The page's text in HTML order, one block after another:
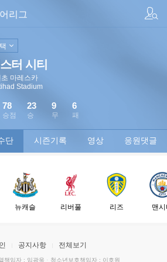
리그
터 시티
마레스카
Stadium
승점
78
승
23
무
9
패
6
단 시즌기록 영상 응원댓글
뉴캐슬 리버풀 리즈 맨
공지사항 전체보기
책임자 : 임광욱 · 청소년보호책임자 : 이호원